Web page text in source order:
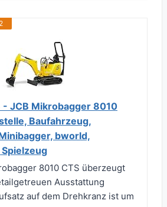
JCB Mikrobagger 8010
Baufahrzeug,
bworld,
8010 CTS überzeugt
Ausstattung
auf dem Drehkranz ist um